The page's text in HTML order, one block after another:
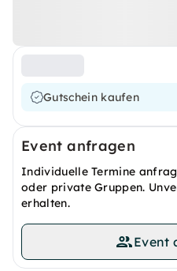
Gutschein kaufen
Event anfragen
Individuelle Termine
oder private Gruppen.
erhalten.
Event